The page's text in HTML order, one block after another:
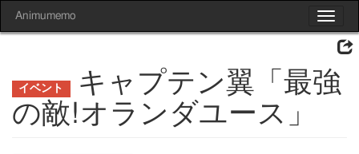
Toggle
Animumemo
キャプテン翼「最強
の敵!オランダユース」